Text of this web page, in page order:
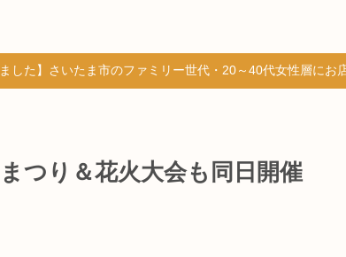
した】さいたま市のファミリー世代・20～40代女性層にお
つり＆花火大会も同日開催